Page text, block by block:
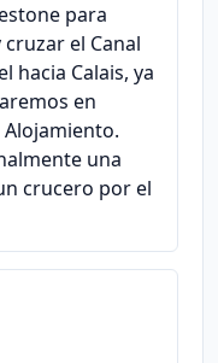
para
el Canal
hacia Calais, ya
en
una
crucero por el